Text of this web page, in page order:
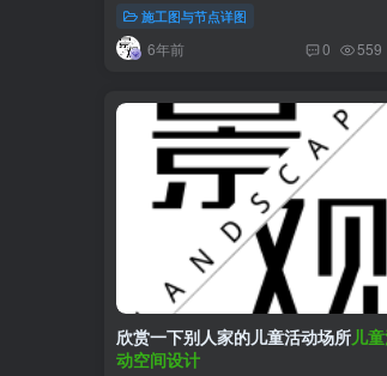
施工图与节点详图
6年前 0 559
欣赏一下别人家的儿童活动场所儿
动空间设计